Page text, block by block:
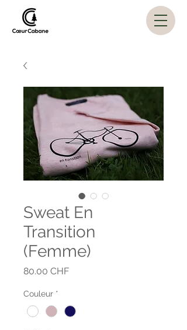
Sweat En
Transition
(Femme)
80.00 CHFPrix
Couleur *